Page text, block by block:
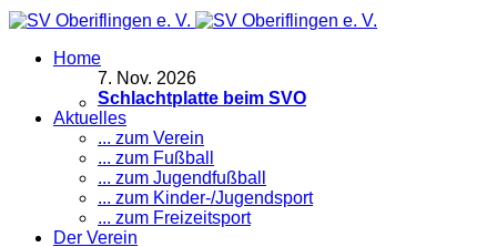
Home
7. Nov. 2026
Schlachtplatte beim SVO
Aktuelles
... zum Verein
... zum Fußball
... zum Jugendfußball
... zum Kinder-/Jugendsport
... zum Freizeitsport
Der Verein